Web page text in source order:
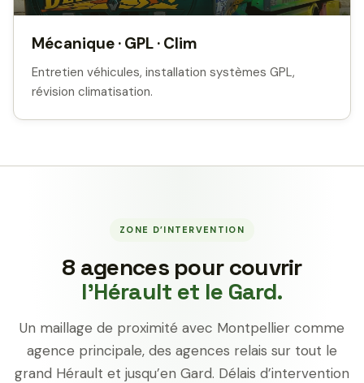
Mécanique · GPL · Clim
Entretien véhicules, installation systèmes GPL,
révision climatisation.
ZONE D’INTERVENTION
8 agences pour couvrir
l’Hérault et le Gard.
Un maillage de proximité avec Montpellier comme
agence principale, des agences relais sur tout le
grand Hérault et jusqu’en Gard. Délais d’intervention